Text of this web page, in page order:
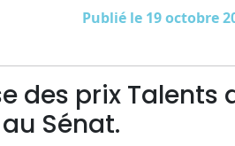
Publié le 19 octobre
des prix Talents
Sénat.